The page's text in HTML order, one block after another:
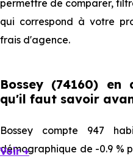
permettre de comparer,
qui correspond à votre
frais d'agence.
Bossey (74160) en
qu'il faut savoir
Bossey compte 947
démographique de -0.9 %
Voir +